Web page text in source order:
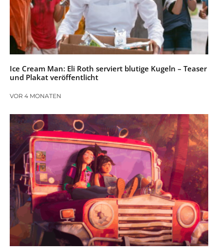
Ice Cream Man: Eli Roth serviert blutige Kugeln – Teaser
und Plakat veröffentlicht
VOR 4 MONATEN